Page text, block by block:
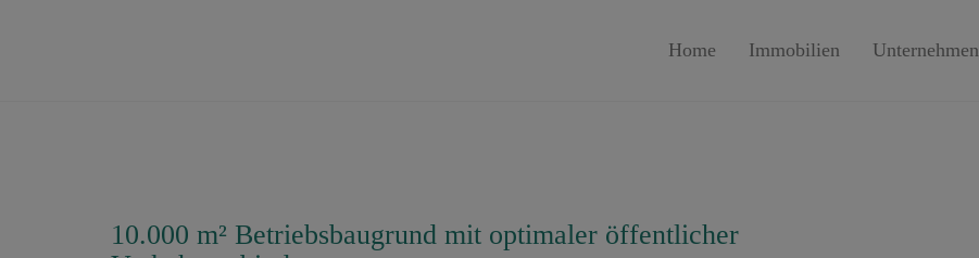
Home Immobilien Unternehmen
10.000 m² Betriebsbaugrund mit optimaler öffentlicher